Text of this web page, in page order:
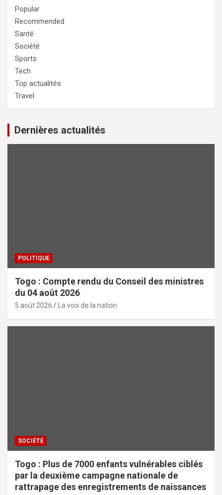
Popular
Recommended
Santé
Société
Sports
Tech
Top actualités
Travel
Dernières actualités
POLITIQUE
Togo : Compte rendu du Conseil des ministres
du 04 août 2026
5 août 2026 La voix de la nation
SOCIÉTÉ
Togo : Plus de 7000 enfants vulnérables ciblés
par la deuxième campagne nationale de
rattrapage des enregistrements de naissances